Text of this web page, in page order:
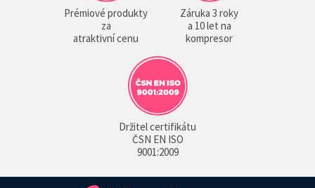
Prémiové produkty
za
atraktivní cenu
Záruka 3 roky
a 10 let na
kompresor
Držitel certifikátu
ČSN EN ISO
9001:2009